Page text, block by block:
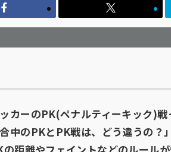
ッカーのPK(ペナルティーキック)戦
合中のPKとPK戦は、どう違うの？」